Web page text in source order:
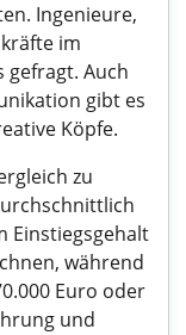
Ingenieure,
im
gefragt. Auch
gibt es
Köpfe.
zu
Einstiegsgehalt
während
Euro oder
und